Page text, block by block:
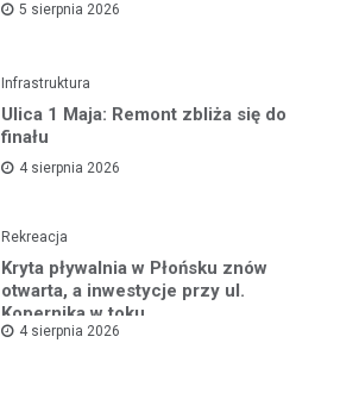
5 sierpnia 2026
Infrastruktura
Ulica 1 Maja: Remont zbliża się do
finału
4 sierpnia 2026
Rekreacja
Kryta pływalnia w Płońsku znów
otwarta, a inwestycje przy ul.
Kopernika w toku
4 sierpnia 2026